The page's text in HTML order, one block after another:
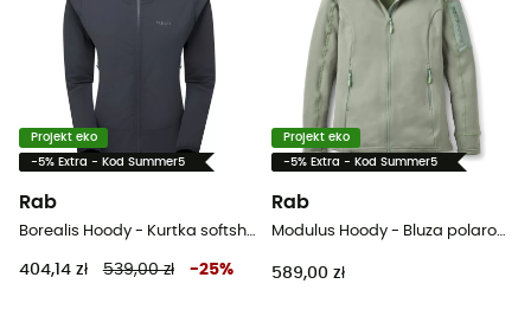
Projekt eko
-5% Extra - Kod Summer5
Rab
Borealis Hoody - Kurtka softshell damska
404,14 zł 539,00 zł -25%
Projekt eko
-5% Extra - Kod Summer5
Rab
Modulus Hoody - Bluza polarowa damska
589,00 zł